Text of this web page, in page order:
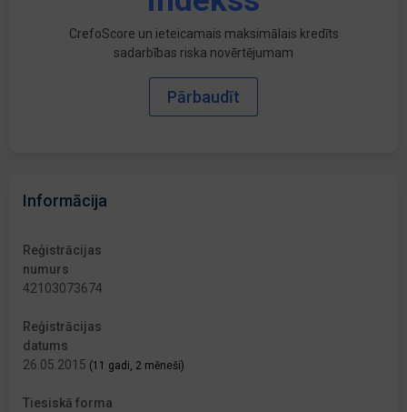
CrefoScore un ieteicamais maksimālais kredīts
sadarbības riska novērtējumam
Pārbaudīt
Informācija
Reģistrācijas
numurs
42103073674
Reģistrācijas
datums
26.05.2015 (11 gadi, 2 mēneši)
Tiesiskā forma